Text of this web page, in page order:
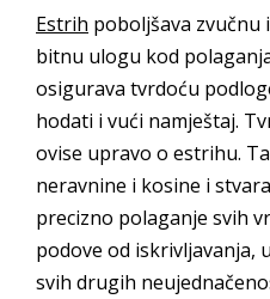
Estrih poboljšava zvučnu
bitnu ulogu kod
osigurava tvrdoću
hodati i vući namještaj.
ovise upravo o estrihu.
neravnine i kosine i
precizno polaganje svih
podove od iskrivljavanja,
svih drugih